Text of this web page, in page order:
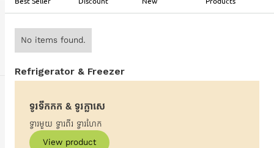
No items found.
Refrigerator & Freezer
ទូរទឹកកក & ទូរក្លាសេ
ទ្វារមួយ ទ្វារពីរ ទ្វារហែក
View product